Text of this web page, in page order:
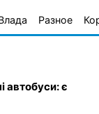
Разное
автобуси: є